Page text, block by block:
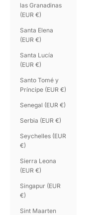
las Granadinas
(EUR €)
Santa Elena
(EUR €)
Santa Lucía
(EUR €)
Santo Tomé y
Príncipe (EUR €)
Senegal (EUR €)
Serbia (EUR €)
Seychelles (EUR
€)
Sierra Leona
(EUR €)
Singapur (EUR
€)
Sint Maarten